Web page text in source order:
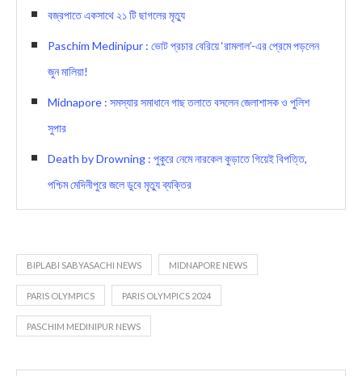
বজ্রপাতে একসাথে ২১ টি ছাগলের মৃত্যু
Paschim Medinipur : ভোট প্রচার বেরিয়ে ‘রামলাল’-এর প্রেমে পড়লেন
জুন মালিয়া!
Midnapore : সমস্যার সমাধানে গাছ তলাতে বসলেন জেলাশাসক ও পুলিশ
সুপার
Death by Drowning : পুকুরে নেমে নারকেল কুড়াতে গিয়েই বিপত্তি,
পশ্চিম মেদিনীপুরে জলে ডুবে মৃত্যু ব্যক্তির
BIPLABI SABYASACHI NEWS MIDNAPORE NEWS
PARIS OLYMPICS PARIS OLYMPICS 2024
PASCHIM MEDINIPUR NEWS